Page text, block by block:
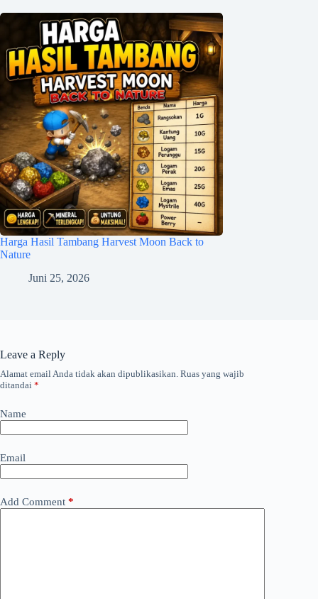
Harga Hasil Tambang Harvest Moon Back to
Nature
Juni 25, 2026
Leave a Reply
Alamat email Anda tidak akan dipublikasikan. Ruas yang wajib
ditandai *
Name
Email
Add Comment *